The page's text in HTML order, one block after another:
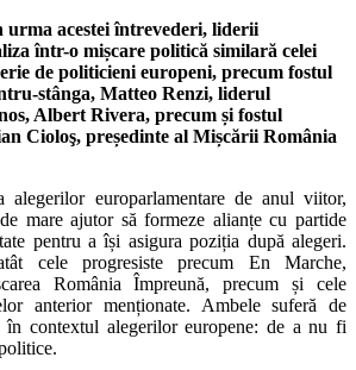
urma acestei întrevederi, liderii
într-o mișcare politică similară celei
de politicieni europeni, precum fostul
stânga, Matteo Renzi, liderul
Albert Rivera, precum și fostul
Cioloş, președinte al Mișcării România
alegerilor europarlamentare de anul viitor,
mare ajutor să formeze alianțe cu partide
pentru a își asigura poziția după alegeri.
cele progresiste precum En Marche,
România Împreună, precum și cele
anterior menționate. Ambele suferă de
în contextul alegerilor europene: de a nu fi